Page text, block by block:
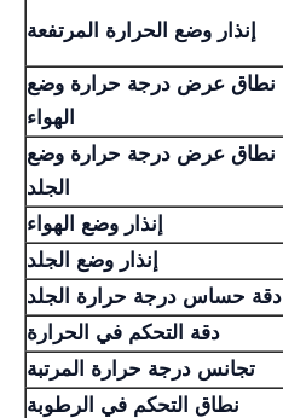
إنذار وضع الحرارة المرتفعة
نطاق عرض درجة حرارة وضع
الهواء
نطاق عرض درجة حرارة وضع
الجلد
إنذار وضع الهواء
إنذار وضع الجلد
دقة حساس درجة حرارة الجلد
دقة التحكم في الحرارة
تجانس درجة حرارة المرتبة
نطاق التحكم في الرطوبة